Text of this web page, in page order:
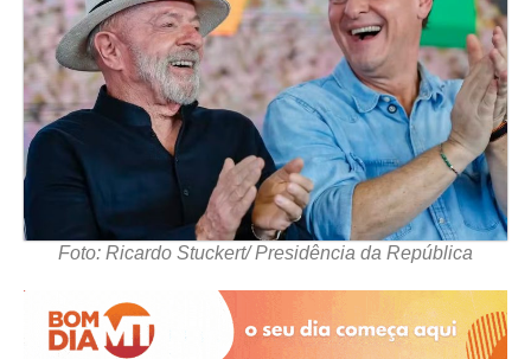
Foto: Ricardo Stuckert/ Presidência da República